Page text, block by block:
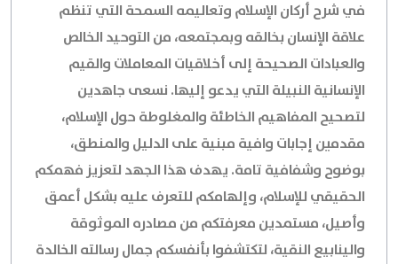
في شرح أركان الإسلام وتعاليمه السمحة التي تنظم
علاقة الإنسان بخالقه وبمجتمعه، من التوحيد الخالص
والعبادات الصحيحة إلى أخلاقيات المعاملات والقيم
الإنسانية النبيلة التي يدعو إليها. نسعى جاهدين
لتصحيح المفاهيم الخاطئة والمغلوطة حول الإسلام،
مقدمين إجابات وافية مبنية على الدليل والمنطق،
بوضوح وشفافية تامة. يهدف هذا الجهد لتعزيز فهمكم
الحقيقي للإسلام، وإلهامكم للتعرف عليه بشكل أعمق
وأصيل، مستمدين معرفتكم من مصادره الموثوقة
والينابيع النقية، لتكتشفوا بأنفسكم جمال رسالته الخالدة